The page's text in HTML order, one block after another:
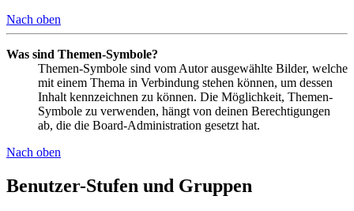
Nach oben
Was sind Themen-Symbole?
Themen-Symbole sind vom Autor ausgewählte Bilder, welche
mit einem Thema in Verbindung stehen können, um dessen
Inhalt kennzeichnen zu können. Die Möglichkeit, Themen-
Symbole zu verwenden, hängt von deinen Berechtigungen
ab, die die Board-Administration gesetzt hat.
Nach oben
Benutzer-Stufen und Gruppen